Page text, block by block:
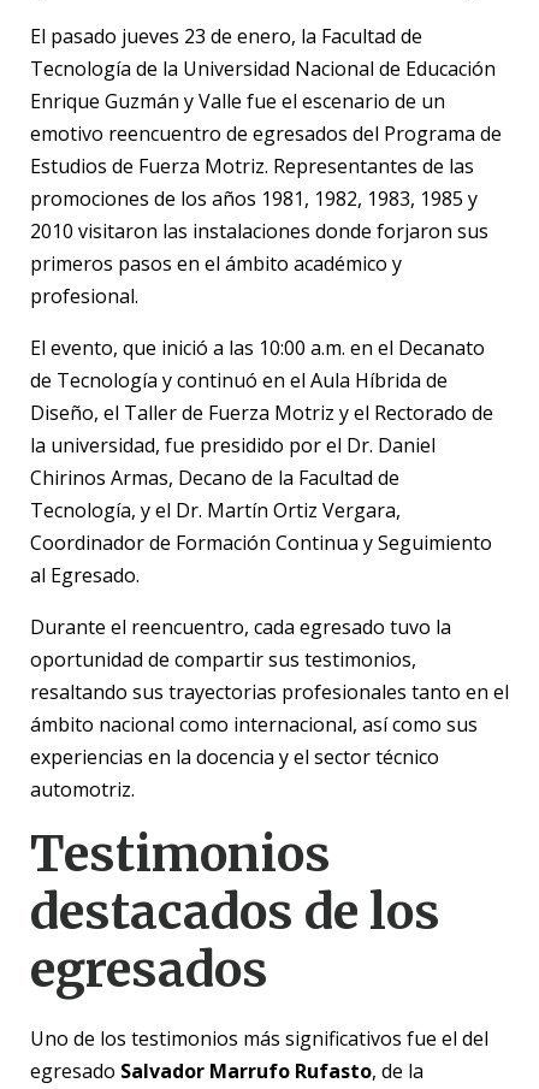
El pasado jueves 23 de enero, la Facultad de
Tecnología de la Universidad Nacional de Educación
Enrique Guzmán y Valle fue el escenario de un
emotivo reencuentro de egresados del Programa de
Estudios de Fuerza Motriz. Representantes de las
promociones de los años 1981, 1982, 1983, 1985 y
2010 visitaron las instalaciones donde forjaron sus
primeros pasos en el ámbito académico y
profesional.
El evento, que inició a las 10:00 a.m. en el Decanato
de Tecnología y continuó en el Aula Híbrida de
Diseño, el Taller de Fuerza Motriz y el Rectorado de
la universidad, fue presidido por el Dr. Daniel
Chirinos Armas, Decano de la Facultad de
Tecnología, y el Dr. Martín Ortiz Vergara,
Coordinador de Formación Continua y Seguimiento
al Egresado.
Durante el reencuentro, cada egresado tuvo la
oportunidad de compartir sus testimonios,
resaltando sus trayectorias profesionales tanto en el
ámbito nacional como internacional, así como sus
experiencias en la docencia y el sector técnico
automotriz.
Testimonios
destacados de los
egresados
Uno de los testimonios más significativos fue el del
egresado Salvador Marrufo Rufasto, de la